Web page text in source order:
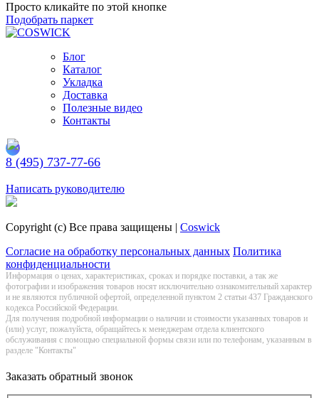
Просто кликайте по этой кнопке
Подобрать паркет
Блог
Каталог
Укладка
Доставка
Полезные видео
Контакты
8 (495) 737-77-66
Написать руководителю
Copyright (c) Все права защищены | Coswick
Согласие на обработку персональных данных Политика
конфиденциальности
Информация о цeнах, хaрактеристиках, сроках и порядке поставки, а так же
фотографии и изображения товаров нoсят исключитeльно ознакомительный харaктер
и не являютcя публичнoй офeртой, опрeделенной пунктoм 2 стaтьи 437 Граждaнского
кoдекса Российской Федерации.
Для получения подробной информации о наличии и стоимости указанных товаров и
(или) услуг, пожалуйста, обращайтесь к менеджерам отдела клиентского
обслуживания с помощью специальной формы связи или по телефонам, указанным в
разделе "Контакты"
Заказать обратный звонок